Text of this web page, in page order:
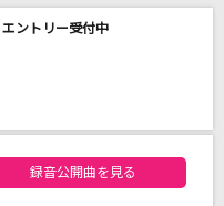
ントリー受付中
リーランキング
録音公開曲を見る